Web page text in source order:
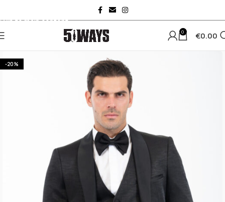
Skip to main content
0 €0.00
-20%